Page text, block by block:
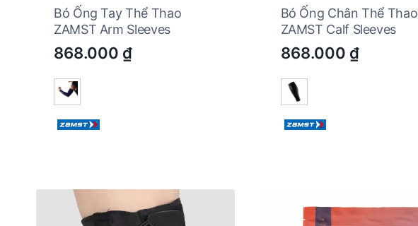
Bó Ống Tay Thể Thao
ZAMST Arm Sleeves
868.000 ₫
Bó Ống Chân Thể Thao
ZAMST Calf Sleeves
868.000 ₫